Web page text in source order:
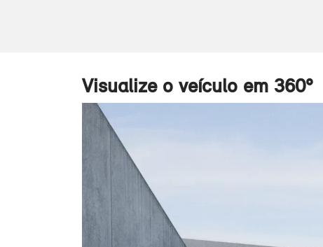
Visualize o veículo em 360°